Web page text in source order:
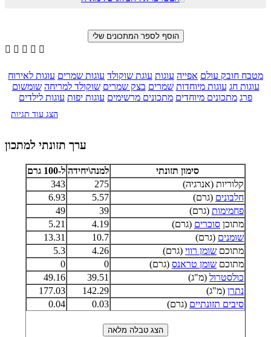
    
מטבח חובק עולם אפייה עוגות עוגת שוקולד עוגות שמרים עוגות לאירוח
עוגות חג עוגות מיוחדות שמרים בצק שמרים שוקולד למריחה שומשום
פרג מתכונים מיוחדים מתכונים מרשימים עוגות יפות עוגות לילדים
הצג עוד תגיות
ערך תזונתי למתכון
סימון תזונתי למנה\יחידה ל-100 גרם
קלוריות (אנרגיה)
275
343
חלבונים (גרם) 5.57
6.93
פחמימות (גרם) 39
49
מתוכן סוכרים (גרם) 4.19
5.21
שומנים (גרם) 10.7
13.31
מתוכם שומן רווי (גרם) 4.26
5.3
מתוכם שומן טראנס (גרם) 0
0
כולסטרול (מ"ג) 39.51
49.16
נתרן (מ"ג) 142.29
177.03
סיבים תזונתיים (גרם) 0.03
0.04